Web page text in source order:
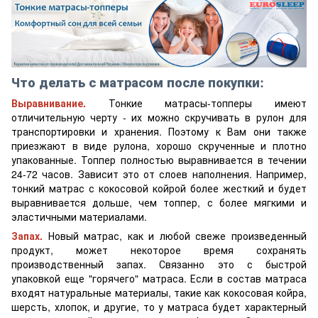
Что делать с матрасом после покупки:
Выравнивание. Тонкие матрасы-топперы имеют
отличительную черту - их можно скручивать в рулон для
транспортировки и хранения. Поэтому к Вам они также
приезжают в виде рулона, хорошо скрученные и плотно
упакованные. Топпер полностью выравнивается в течении
24-72 часов. Зависит это от слоев наполнения. Например,
тонкий матрас с кокосовой койрой более жесткий и будет
выравнивается дольше, чем топпер, с более мягкими и
эластичными материалами.
Запах. Новый матрас, как и любой свеже произведенный
продукт, может некоторое время сохранять
производственный запах. Связанно это с быстрой
упаковкой еще "горячего" матраса. Если в состав матраса
входят натуральные материалы, такие как кокосовая койра,
шерсть, хлопок, и другие, то у матраса будет характерный